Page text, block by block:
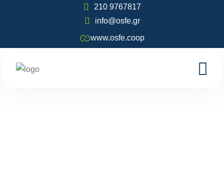
210 9767817
info@osfe.gr
www.osfe.coop